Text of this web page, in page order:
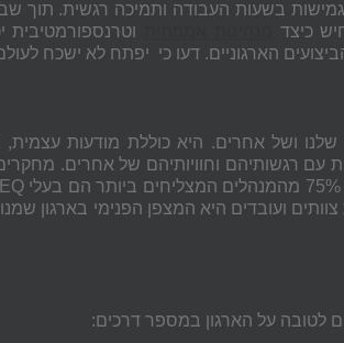
בשעות העבודה ותמיכה רגשית. תוך
כיצד
וטרנספורמטיבית
הארגוניים. דעו כי יפתח לא ישכח
ושל אחרים. היא כוללת מודעות עצמית,
עם רגשותיהם וחוויותיהם של אחרים.
EQ
ועובדים היא המצפן הפנימי בארגון
לטובה על הארגון במספר דרכים: